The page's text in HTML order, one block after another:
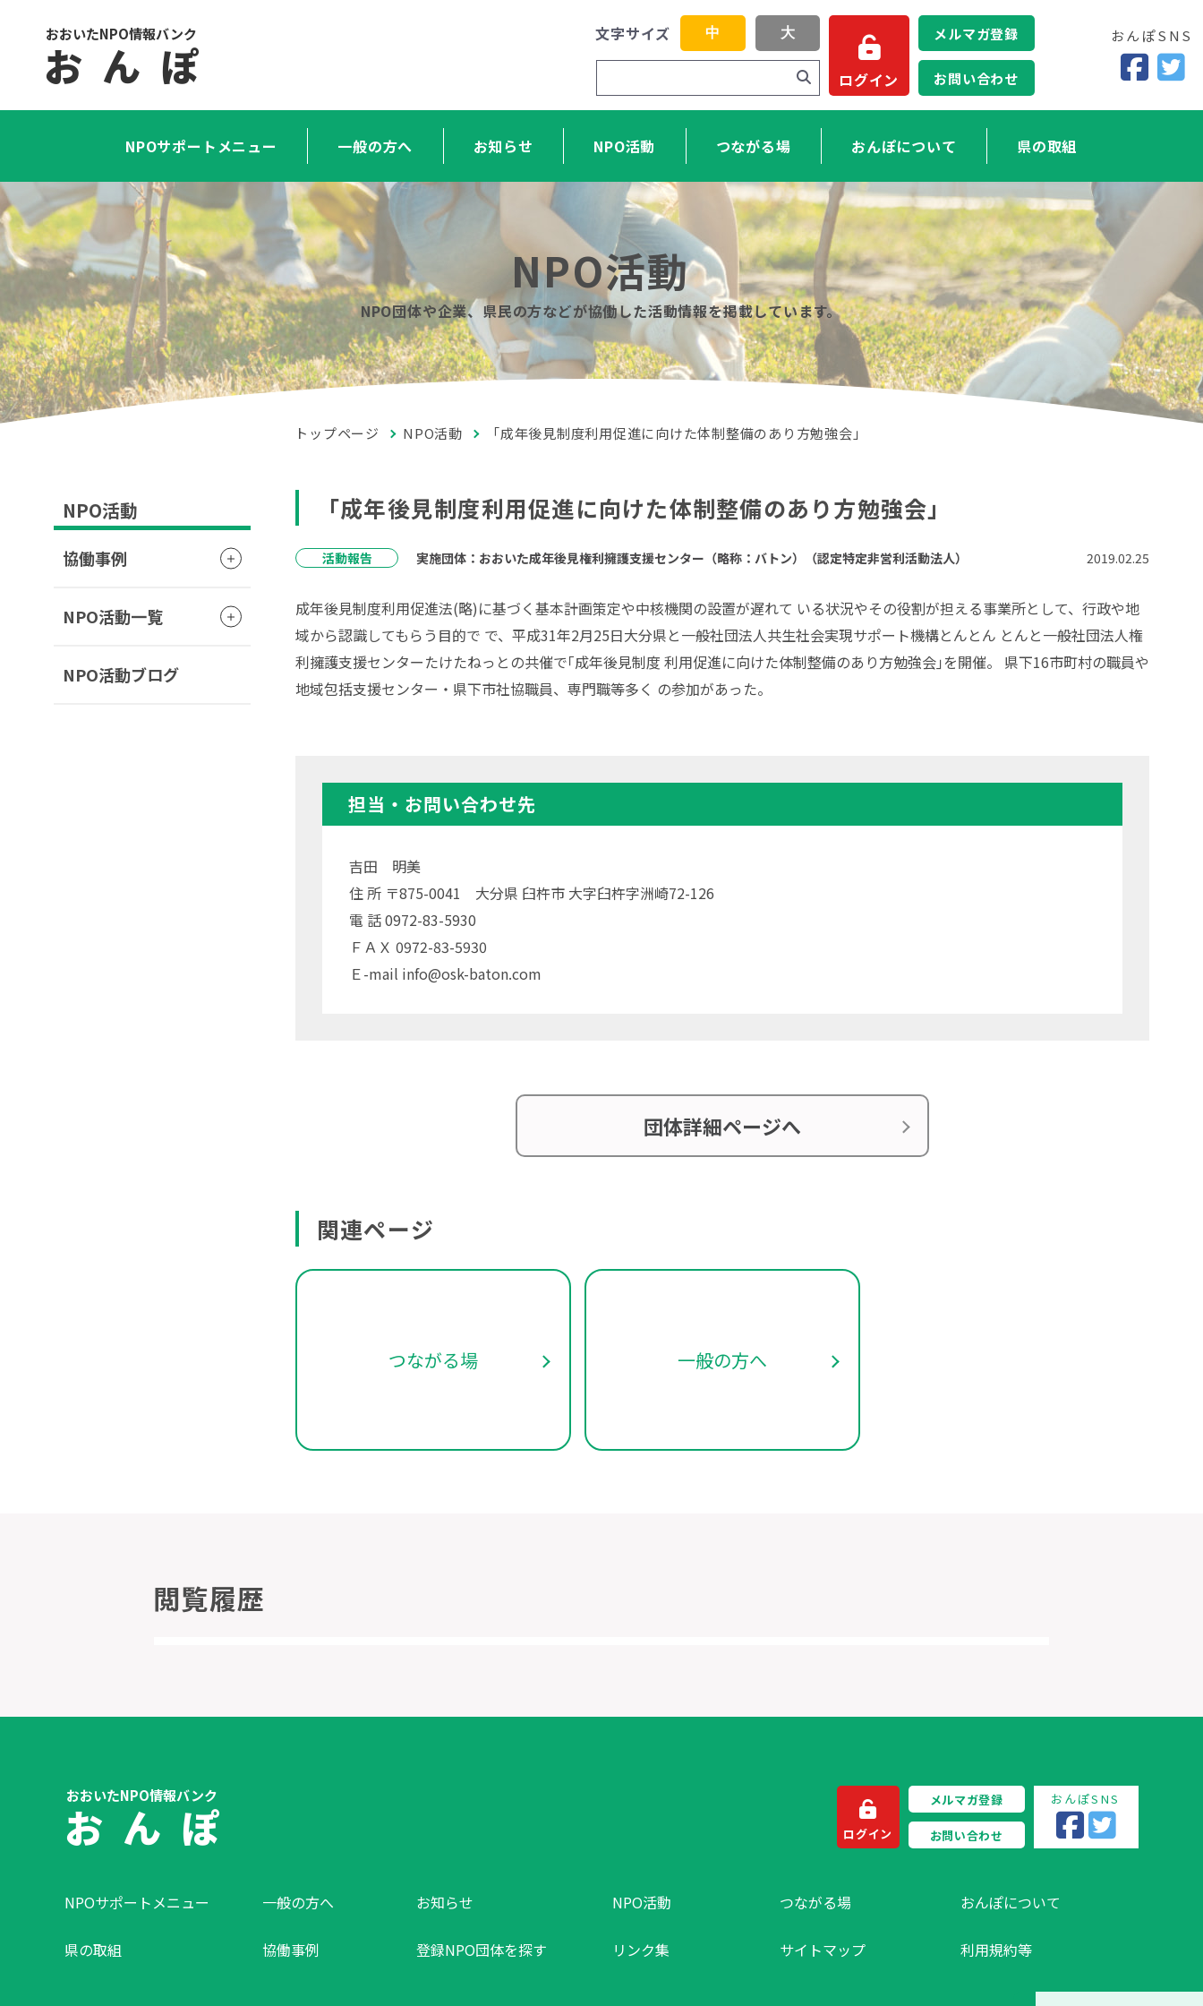
おおいたNPO情報バンク
お ん ぽ
文字サイズ 中 大
ログイン
NPOサポートメニュー 一般の方へ お知らせ NPO活動 つながる場 おんぽについて 県の取組
メルマガ登録
お問い合わせ
おんぽSNS
NPO活動
NPO団体や企業、県民の方などが協働した活動情報を掲載しています。
トップページ NPO活動 「成年後見制度利用促進に向けた体制整備のあり方勉強会」
「成年後見制度利用促進に向けた体制整備のあり方勉強会」
活動報告 実施団体：おおいた成年後見権利擁護支援センター（略称：バトン）（認定特定非営利活動法人） 2019.02.25
成年後見制度利用促進法(略)に基づく基本計画策定や中核機関の設置が遅れて いる状況やその役割が担える事業所として、行政や地
域から認識してもらう目的で で、平成31年2月25日大分県と一般社団法人共生社会実現サポート機構とんとん とんと一般社団法人権
利擁護支援センターたけたねっとの共催で｢成年後見制度 利用促進に向けた体制整備のあり方勉強会｣を開催。 県下16市町村の職員や
地域包括支援センター・県下市社協職員、専門職等多く の参加があった。
担当・お問い合わせ先
吉田 明美
住 所 〒875-0041 大分県 臼杵市 大字臼杵字洲崎72-126
電 話 0972-83-5930
ＦＡＸ 0972-83-5930
Ｅ-mail info@osk-baton.com
団体詳細ページへ
関連ページ
つながる場 一般の方へ
NPO活動
協働事例
NPO活動一覧
NPO活動ブログ
閲覧履歴
おおいたNPO情報バンク
お ん ぽ ログイン
メルマガ登録
お問い合わせ
おんぽSNS
NPOサポートメニュー 一般の方へ お知らせ NPO活動 つながる場 おんぽについて
県の取組 協働事例 登録NPO団体を探す リンク集 サイトマップ 利用規約等